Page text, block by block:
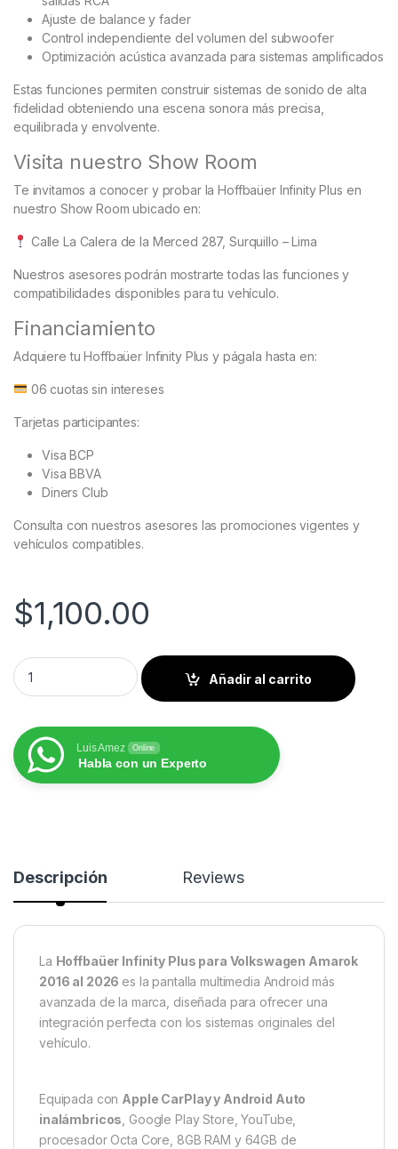
Ajuste de balance y fader
Control independiente del volumen del subwoofer
Optimización acústica avanzada para sistemas amplificados
Estas funciones permiten construir sistemas de sonido de alta
fidelidad obteniendo una escena sonora más precisa,
equilibrada y envolvente.
Visita nuestro Show Room
Te invitamos a conocer y probar la Hoffbaüer Infinity Plus en
nuestro Show Room ubicado en:
Calle La Calera de la Merced 287, Surquillo – Lima
Nuestros asesores podrán mostrarte todas las funciones y
compatibilidades disponibles para tu vehículo.
Financiamiento
Adquiere tu Hoffbaüer Infinity Plus y págala hasta en:
06 cuotas sin intereses
Tarjetas participantes:
Visa BCP
Visa BBVA
Diners Club
Consulta con nuestros asesores las promociones vigentes y
vehículos compatibles.
$1,100.00
Volkswagen Amarok 2016 al 2026 Pantalla Hoffbaüer
Añadir al carrito
Luis Amez Online
Habla con un Experto
Descripción Reviews
La Hoffbaüer Infinity Plus para Volkswagen Amarok
2016 al 2026 es la pantalla multimedia Android más
avanzada de la marca, diseñada para ofrecer una
integración perfecta con los sistemas originales del
vehículo.
Equipada con Apple CarPlay y Android Auto
inalámbricos , Google Play Store, YouTube,
procesador Octa Core, 8GB RAM y 64GB de